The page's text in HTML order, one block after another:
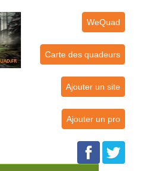
WeQuad
Carte des quadeurs
Ajouter un site
Ajouter un pro